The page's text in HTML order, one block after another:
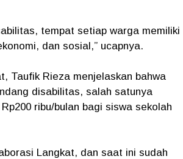
tempat setiap warga memiliki
dan sosial,” ucapnya.
Taufik Rieza menjelaskan bahwa
disabilitas, salah satunya
ribu/bulan bagi siswa sekolah
Langkat, dan saat ini sudah